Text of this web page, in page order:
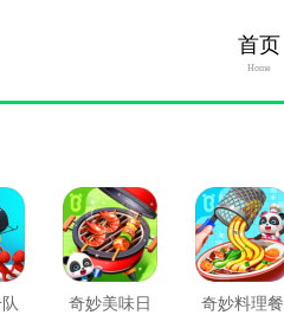
首页
Home
奇妙美味日
奇妙料理餐